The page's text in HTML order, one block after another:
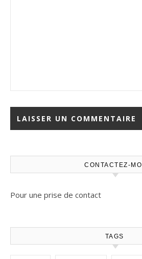
CONTACTEZ-MOI
Pour une prise de contact
TAGS